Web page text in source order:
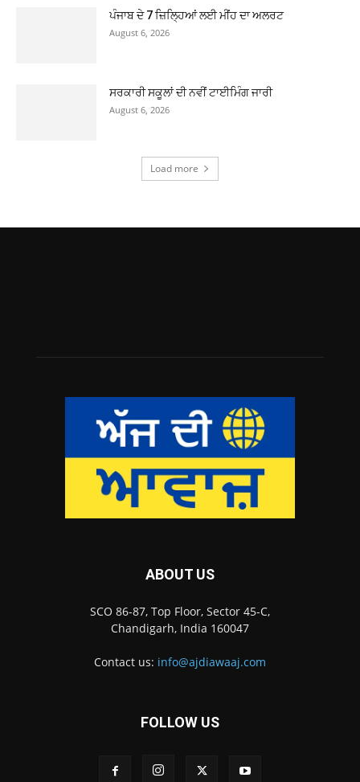
ਪੰਜਾਬ ਦੇ 7 ਜ਼ਿਲ੍ਹਿਆਂ ਲਈ ਮੀਂਹ ਦਾ ਅਲਰਟ
August 6, 2026
ਸਰਕਾਰੀ ਸਕੂਲਾਂ ਦੀ ਨਵੀਂ ਟਾਈਮਿੰਗ ਜਾਰੀ
August 6, 2026
Load more
ABOUT US
SCO 86-87, Top Floor, Sector 45-C,
Chandigarh, India 160047
Contact us: info@ajdiawaaj.com
FOLLOW US